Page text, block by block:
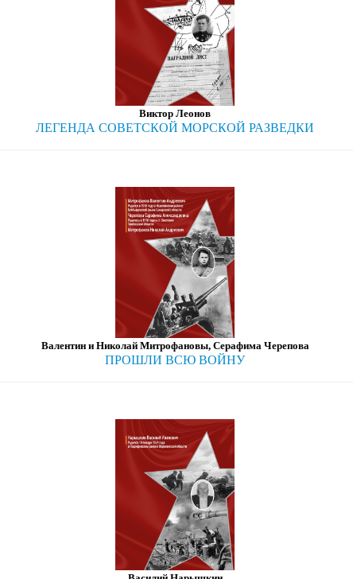
Виктор Леонов
ЛЕГЕНДА СОВЕТСКОЙ МОРСКОЙ РАЗВЕДКИ
Валентин и Николай Митрофановы, Серафима Черепова
ПРОШЛИ ВСЮ ВОЙНУ